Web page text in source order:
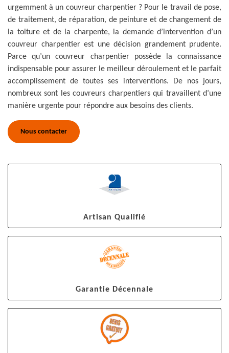
urgemment à un couvreur charpentier ? Pour le travail de pose,
de traitement, de réparation, de peinture et de changement de
la toiture et de la charpente, la demande d’intervention d’un
couvreur charpentier est une décision grandement prudente.
Parce qu’un couvreur charpentier possède la connaissance
indispensable pour assurer le meilleur déroulement et le parfait
accomplissement de toutes ses interventions. De nos jours,
nombreux sont les couvreurs charpentiers qui travaillent d’une
manière urgente pour répondre aux besoins des clients.
Nous contacter
Artisan Qualifié
Garantie Décennale